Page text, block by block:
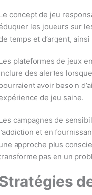
Le concept de jeu
éduquer les joueurs sur
de temps et d’argent,
Les plateformes de jeux
inclure des alertes
pourraient avoir besoin
expérience de jeu saine.
Les campagnes de
l’addiction et en
une approche plus
pas en un
Stratégies